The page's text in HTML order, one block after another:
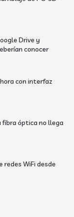
Drive y
conocer
con interfaz
fibra óptica no llega
redes WiFi desde